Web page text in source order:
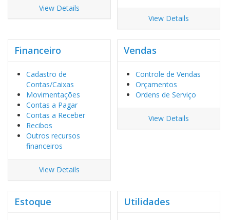
View Details
View Details
Financeiro
Cadastro de
Contas/Caixas
Movimentações
Contas a Pagar
Contas a Receber
Recibos
Outros recursos
financeiros
View Details
Vendas
Controle de Vendas
Orçamentos
Ordens de Serviço
View Details
Estoque Utilidades